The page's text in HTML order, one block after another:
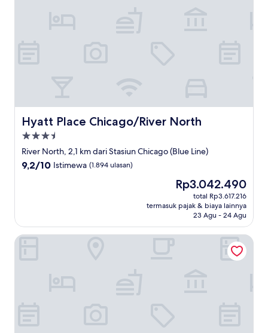
Hyatt Place Chicago/River North
Hyatt Place Chicago/River North
Properti
bintang
3.5
River North, 2,1 km dari Stasiun Chicago (Blue Line)
9.2
9,2/10 Istimewa (1.894 ulasan)
Harga
sekarang
Rp3.042.490
Rp3.042.490
total Rp3.617.216
termasuk pajak & biaya lainnya
23 Agu - 24 Agu
Omni Chicago Hotel